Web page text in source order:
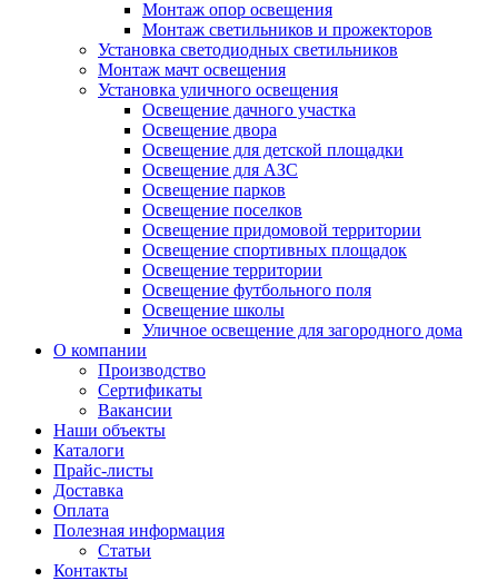
Монтаж опор освещения
Монтаж светильников и прожекторов
Установка светодиодных светильников
Монтаж мачт освещения
Установка уличного освещения
Освещение дачного участка
Освещение двора
Освещение для детской площадки
Освещение для АЗС
Освещение парков
Освещение поселков
Освещение придомовой территории
Освещение спортивных площадок
Освещение территории
Освещение футбольного поля
Освещение школы
Уличное освещение для загородного дома
О компании
Производство
Сертификаты
Вакансии
Наши объекты
Каталоги
Прайс-листы
Доставка
Оплата
Полезная информация
Статьи
Контакты